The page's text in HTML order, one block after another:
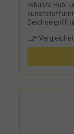
robuste Hub-